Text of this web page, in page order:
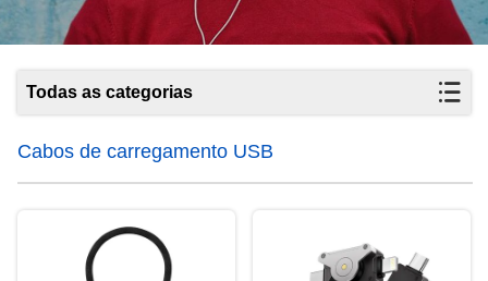
Todas as categorias
Cabos de carregamento USB